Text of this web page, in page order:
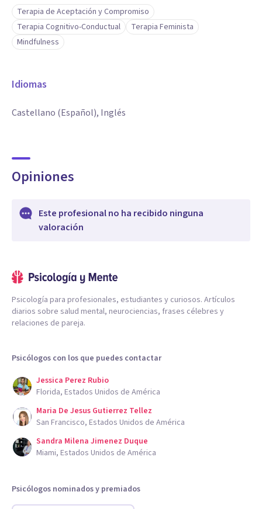
Terapia de Aceptación y Compromiso
Terapia Cognitivo-Conductual
Terapia Feminista
Mindfulness
Idiomas
Castellano (Español), Inglés
Opiniones
Este profesional no ha recibido ninguna
valoración
Psicología para profesionales, estudiantes y curiosos. Artículos
diarios sobre salud mental, neurociencias, frases célebres y
relaciones de pareja.
Psicólogos con los que puedes contactar
Jessica Perez Rubio
Florida, Estados Unidos de América
Maria De Jesus Gutierrez Tellez
San Francisco, Estados Unidos de América
Sandra Milena Jimenez Duque
Miami, Estados Unidos de América
Psicólogos nominados y premiados